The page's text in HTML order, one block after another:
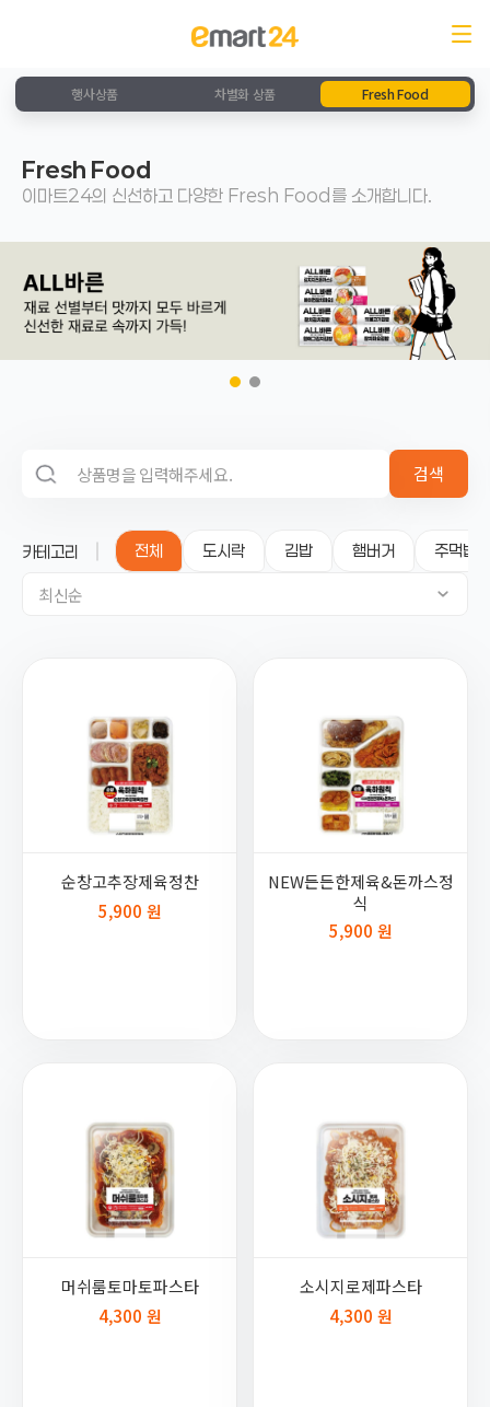
행사상품 차별화 상품 Fresh Food
Fresh Food
이마트24의 신선하고 다양한 Fresh Food를 소개합니다.
검색 영역
검색
카테고리 전체 도시락 김밥 햄버거 주먹밥
최신순
순창고추장제육정찬
5,900 원
NEW든든한제육&돈까스정
식
5,900 원
머쉬룸토마토파스타
4,300 원
소시지로제파스타
4,300 원